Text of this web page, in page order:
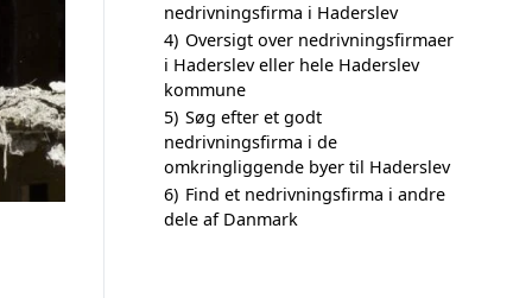
nedrivningsfirma i Haderslev
4) Oversigt over nedrivningsfirmaer
i Haderslev eller hele Haderslev
kommune
5) Søg efter et godt
nedrivningsfirma i de
omkringliggende byer til Haderslev
6) Find et nedrivningsfirma i andre
dele af Danmark